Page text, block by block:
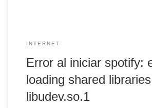
INTERNET
Error al iniciar spotify:
loading shared
libudev.so.1